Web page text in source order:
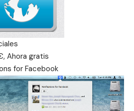
Ahora gratis
for Facebook